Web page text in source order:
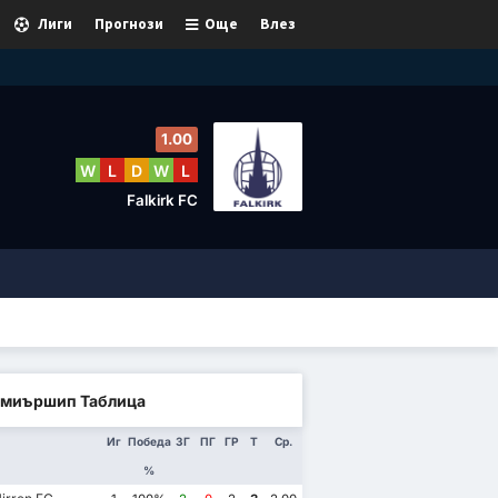
Влез
Още
Прогнози
Лиги
1.00
W L D W L
Falkirk FC
Таблица
Иг Победа
%
ЗГ ПГ ГР Т Ср.